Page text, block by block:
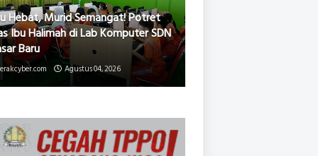
Hebat, Murid Semangat! Potret
Ibu Halimah di Lab Komputer SDN
Baru
Agustus 04, 2026